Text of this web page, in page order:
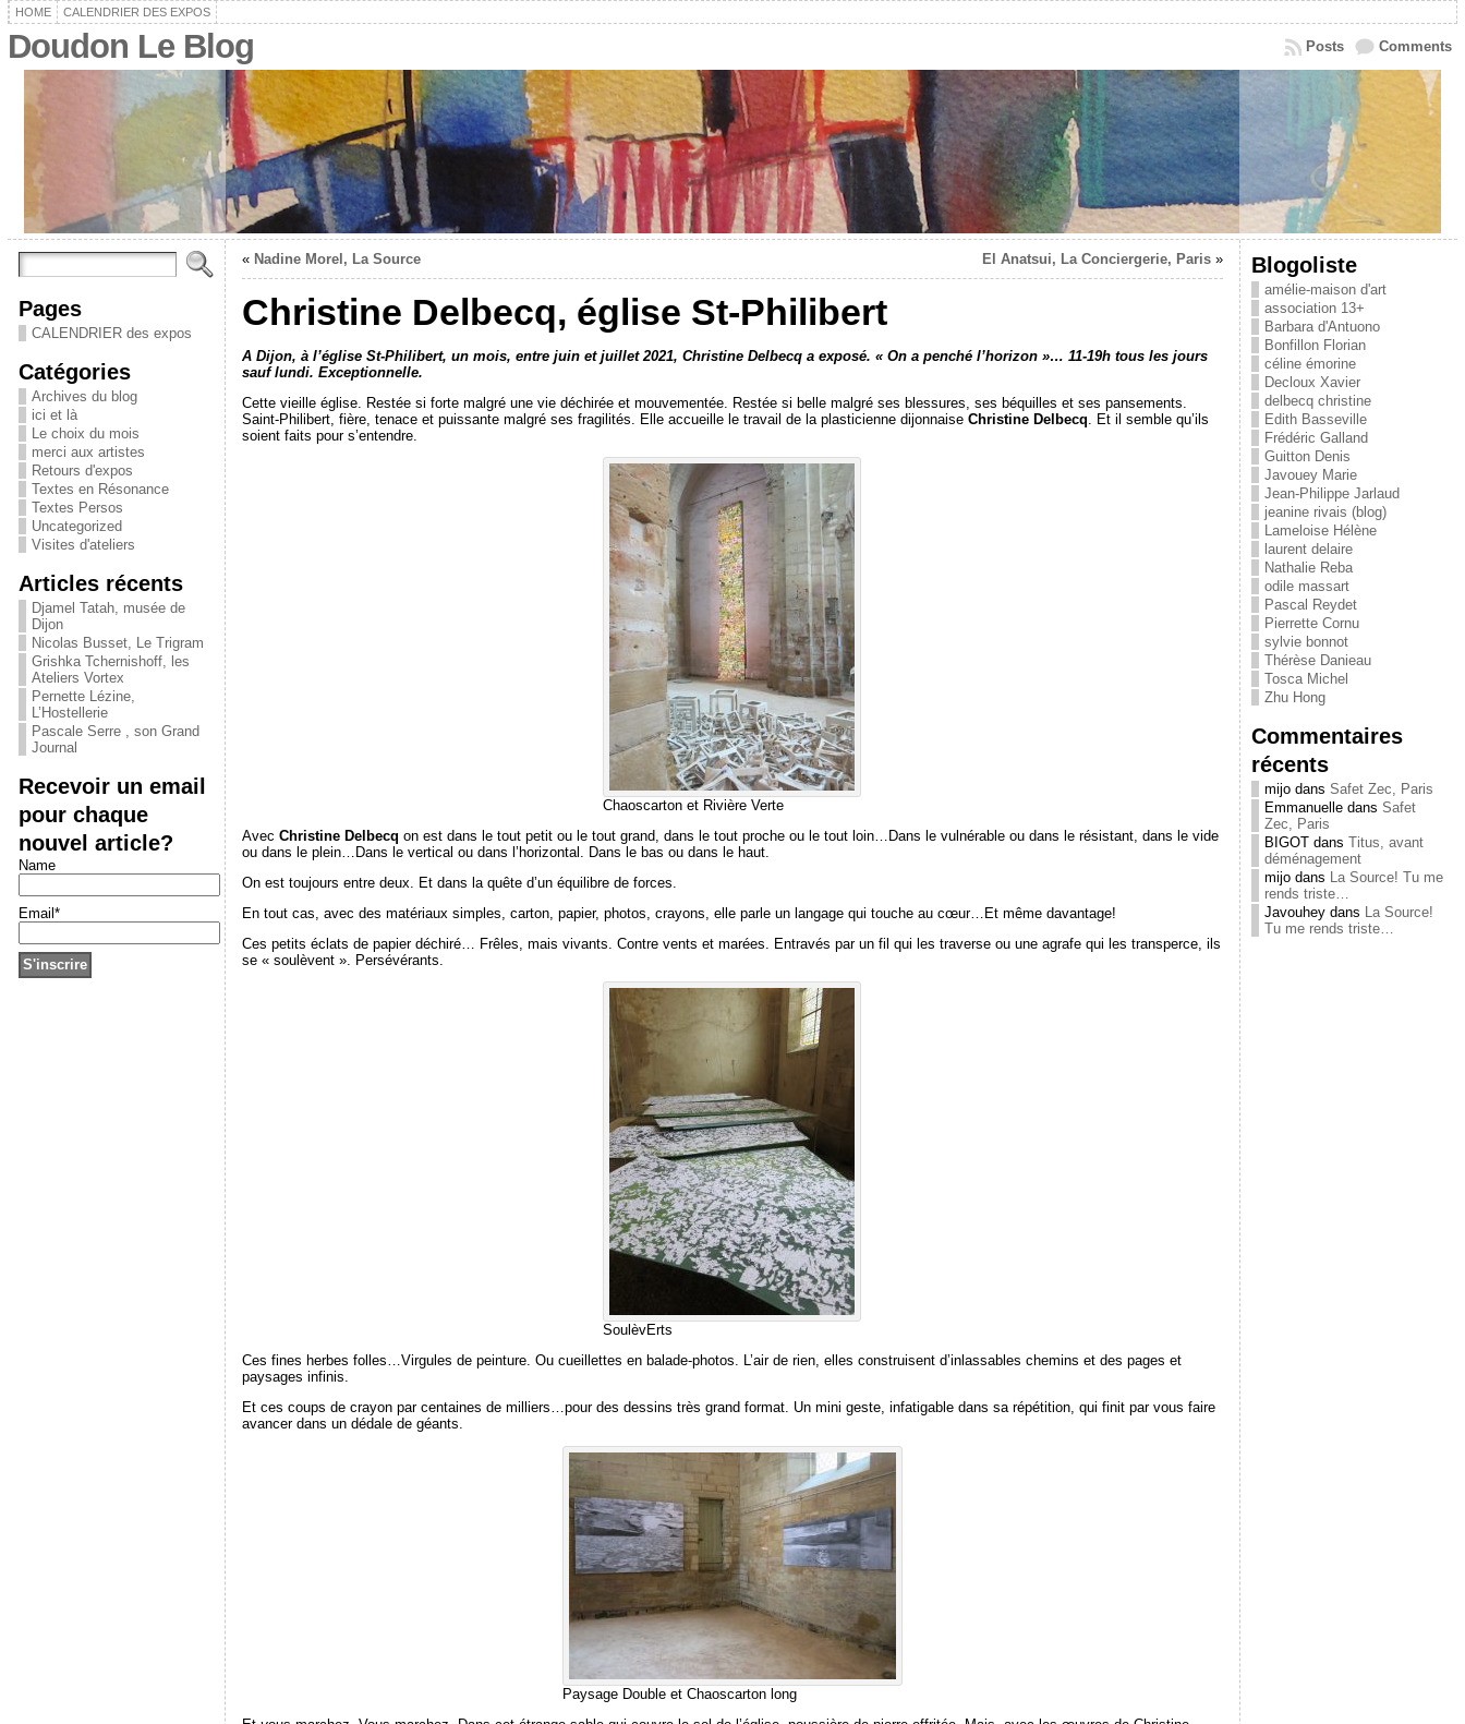
HOME CALENDRIER DES EXPOS
Doudon Le Blog Comments
Posts
Pages
CALENDRIER des expos
Catégories
Archives du blog
ici et là
Le choix du mois
merci aux artistes
Retours d'expos
Textes en Résonance
Textes Persos
Uncategorized
Visites d'ateliers
Articles récents
Djamel Tatah, musée de
Dijon
Nicolas Busset, Le Trigram
Grishka Tchernishoff, les
Ateliers Vortex
Pernette Lézine,
L’Hostellerie
Pascale Serre , son Grand
Journal
Recevoir un email
pour chaque
nouvel article?
Name
Email*
« Nadine Morel, La Source El Anatsui, La Conciergerie, Paris»
Christine Delbecq, église St-Philibert
A Dijon, à l’église St-Philibert, un mois, entre juin et juillet 2021, Christine Delbecq a exposé. « On a penché l’horizon »… 11-19h tous les jours
sauf lundi. Exceptionnelle.
Cette vieille église. Restée si forte malgré une vie déchirée et mouvementée. Restée si belle malgré ses blessures, ses béquilles et ses pansements.
Saint-Philibert, fière, tenace et puissante malgré ses fragilités. Elle accueille le travail de la plasticienne dijonnaise Christine Delbecq . Et il semble qu’ils
soient faits pour s’entendre.
Chaoscarton et Rivière Verte
Avec Christine Delbecq on est dans le tout petit ou le tout grand, dans le tout proche ou le tout loin…Dans le vulnérable ou dans le résistant, dans le vide
ou dans le plein…Dans le vertical ou dans l’horizontal. Dans le bas ou dans le haut.
On est toujours entre deux. Et dans la quête d’un équilibre de forces.
En tout cas, avec des matériaux simples, carton, papier, photos, crayons, elle parle un langage qui touche au cœur…Et même davantage!
Ces petits éclats de papier déchiré… Frêles, mais vivants. Contre vents et marées. Entravés par un fil qui les traverse ou une agrafe qui les transperce, ils
se « soulèvent ». Persévérants.
SoulèvErts
Ces fines herbes folles…Virgules de peinture. Ou cueillettes en balade-photos. L’air de rien, elles construisent d’inlassables chemins et des pages et
paysages infinis.
Et ces coups de crayon par centaines de milliers…pour des dessins très grand format. Un mini geste, infatigable dans sa répétition, qui finit par vous faire
avancer dans un dédale de géants.
Paysage Double et Chaoscarton long
Blogoliste
amélie-maison d'art
association 13+
Barbara d'Antuono
Bonfillon Florian
céline émorine
Decloux Xavier
delbecq christine
Edith Basseville
Frédéric Galland
Guitton Denis
Javouey Marie
Jean-Philippe Jarlaud
jeanine rivais (blog)
Lameloise Hélène
laurent delaire
Nathalie Reba
odile massart
Pascal Reydet
Pierrette Cornu
sylvie bonnot
Thérèse Danieau
Tosca Michel
Zhu Hong
Commentaires
récents
mijodans Safet Zec, Paris
Emmanuelledans Safet
Zec, Paris
BIGOTdans Titus, avant
déménagement
mijodans La Source! Tu me
rends triste…
Javouheydans La Source!
Tu me rends triste…